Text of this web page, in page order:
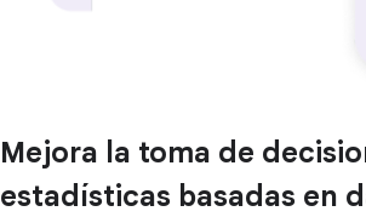
Mejora la toma de
estadísticas basadas en